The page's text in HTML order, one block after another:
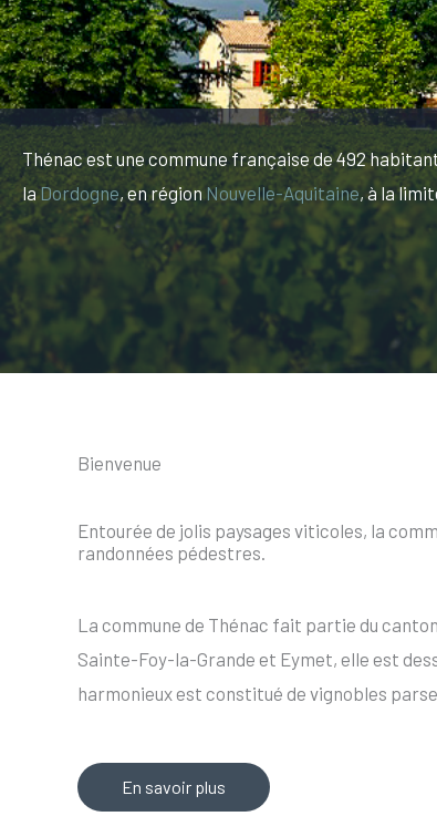
Thénac est une commune française de 492
laDordogne, en région Nouvelle-Aquitaine, à la
Bienvenue
Entourée de jolis paysages viticoles, la
randonnées pédestres.
La commune de Thénac fait partie du
Sainte-Foy-la-Grande et Eymet, elle est
harmonieux est constitué de vignobles
En savoir plus